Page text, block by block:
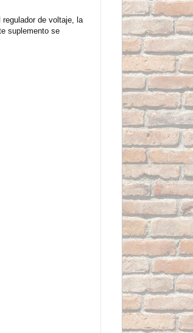
de voltaje, la
suplemento se